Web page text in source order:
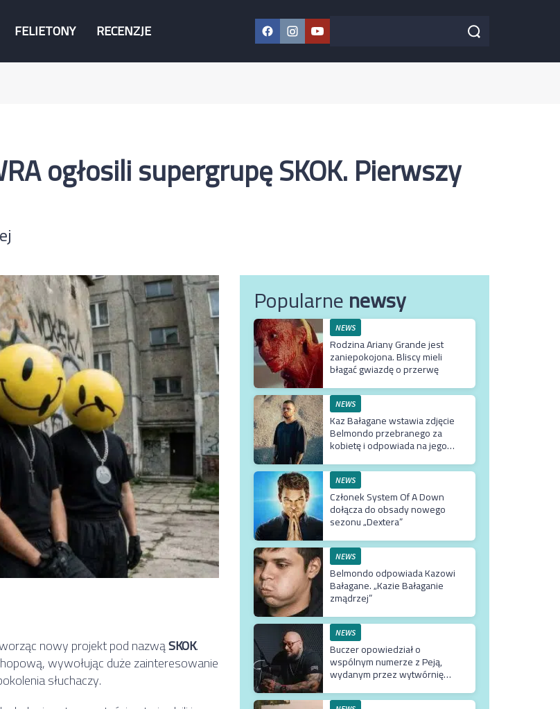
FELIETONY RECENZJE Facebook
Instagram
YouTube
Szukaj w serwisie Szukaj
ogłosili supergrupę SKOK. Pierwszy
nowy projekt pod nazwąSKOK.
wywołując duże zainteresowanie
słuchaczy.
Popularnenewsy
NEWS
Rodzina Ariany Grande jest
zaniepokojona. Bliscy mieli
błagać gwiazdę o przerwę
NEWS
Kaz Bałagane wstawia zdjęcie
Belmondo przebranego za
kobietę i odpowiada na jego
NEWS
Członek System Of A Down
dołącza do obsady nowego
sezonu „Dextera”
NEWS
Belmondo odpowiada Kazowi
Bałagane. „Kazie Bałaganie
zmądrzej”
NEWS
Buczer opowiedział o
wspólnym numerze z Peją,
wydanym przez wytwórnię
dlaczego klip z Rychem zniknął